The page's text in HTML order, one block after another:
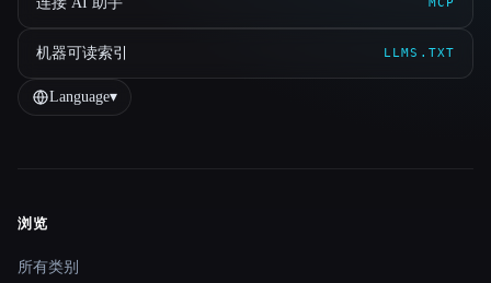
机器可读索引 LLMS.TXT
Language▾
Site navigation
浏览
所有类别